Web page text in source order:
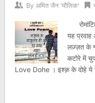
By अमित जैन 'मौलिक'
यह प्रवाह
लज़्ज़त के
कटोरे में
Love Dohe । इश्क़ के दोहे ये